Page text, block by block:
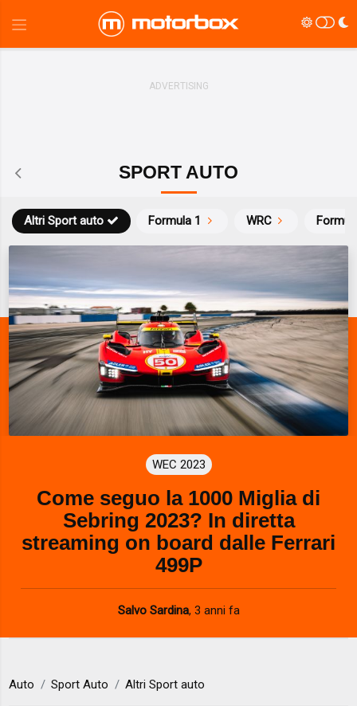
SPORT AUTO
Formula 1 WRC
Altri Sport auto
WEC 2023
Come seguo la 1000 Miglia di
Sebring 2023? In diretta
streaming on board dalle Ferrari
499P
Salvo Sardina, 3 anni fa
Auto Sport Auto Altri Sport auto